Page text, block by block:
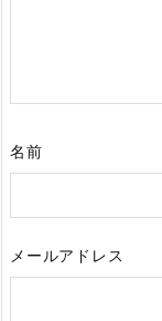
名前
メールアドレス